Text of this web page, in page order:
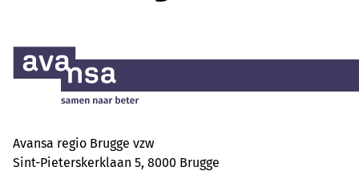
Avansa regio Brugge vzw
Sint-Pieterskerklaan 5, 8000 Brugge